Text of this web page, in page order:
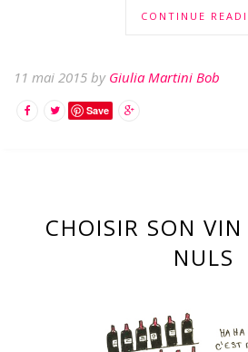
CONTINUE
11 mai 2015 by Giulia Martini Bob
Save
CHOISIR SON VIN
NULS